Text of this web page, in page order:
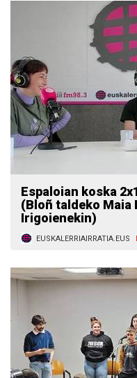
Espaloian koska
(Bloñ taldeko Maia
Irigoienekin)
EUSKALERRIAIRRATIA.EUS